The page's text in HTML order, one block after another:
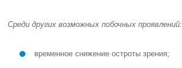
Среди других возможных побочных проявлений:
временное снижение остроты зрения;